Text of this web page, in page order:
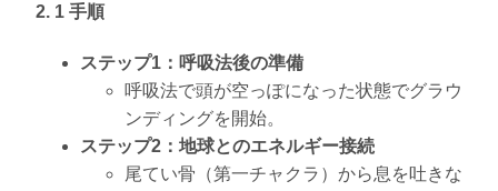
2. 1 手順
ステップ1：呼吸法後の準備
呼吸法で頭が空っぽになった状態でグラウ
ンディングを開始。
ステップ2：地球とのエネルギー接続
尾てい骨（第一チャクラ）から息を吐きな